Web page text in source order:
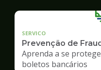
SERVICO
Prevenção de
Aprenda a se
boletos bancários